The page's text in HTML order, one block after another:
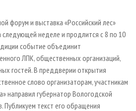
ПЛИТ
форум и выставка «Российский лес»
следующей неделе и продлится с 8 по 10
событие объединит
ЛПК, общественных организаций,
гостей. В преддверии открытия
слово организаторам, участникам
направил губернатор Вологодской
Публикуем текст его обращения